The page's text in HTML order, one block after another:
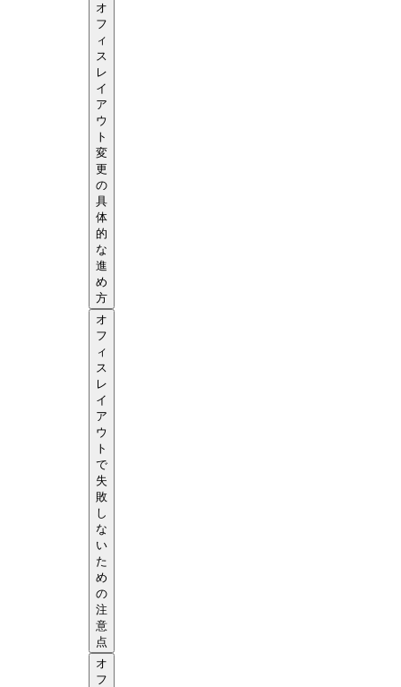
オ
フ
ィ
ス
レ
イ
ア
ウ
ト
変
更
の
具
体
的
な
進
め
方
オ
フ
ィ
ス
レ
イ
ア
ウ
ト
で
失
敗
し
な
い
た
め
の
注
意
点
オ
フ